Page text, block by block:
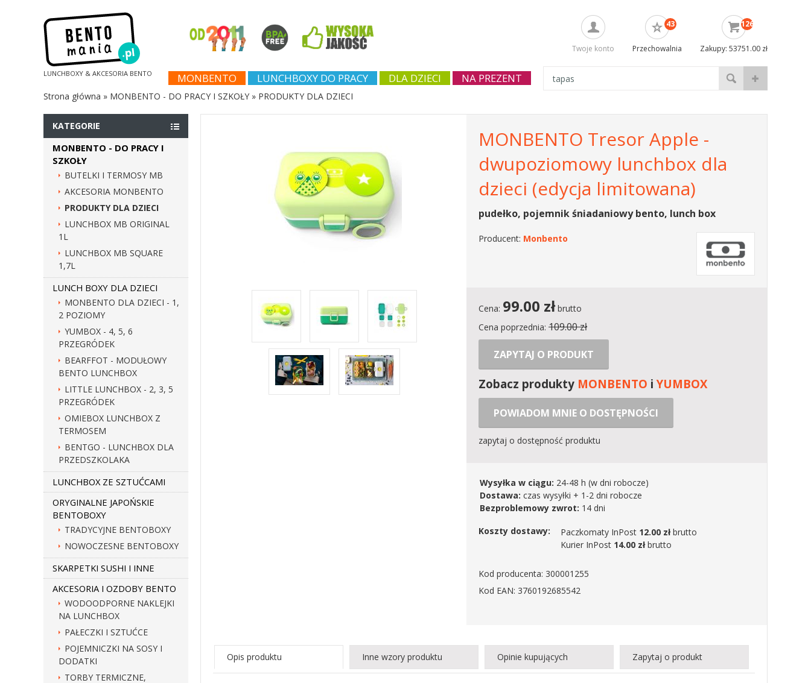
LUNCHBOXY & AKCESORIA BENTO
Twoje konto
43
Przechowalnia
126
Zakupy: 53751.00 zł
MONBENTO LUNCHBOXY DO PRACY DLA DZIECI NA PREZENT
Strona główna » MONBENTO - DO PRACY I SZKOŁY » PRODUKTY DLA DZIECI
KATEGORIE
MONBENTO - DO PRACY I
SZKOŁY
BUTELKI I TERMOSY MB
AKCESORIA MONBENTO
PRODUKTY DLA DZIECI
LUNCHBOX MB ORIGINAL
1L
LUNCHBOX MB SQUARE
1,7L
LUNCH BOXY DLA DZIECI
MONBENTO DLA DZIECI - 1,
2 POZIOMY
YUMBOX - 4, 5, 6
PRZEGRÓDEK
BEARFFOT - MODUŁOWY
BENTO LUNCHBOX
LITTLE LUNCHBOX - 2, 3, 5
PRZEGRÓDEK
OMIEBOX LUNCHBOX Z
TERMOSEM
BENTGO - LUNCHBOX DLA
PRZEDSZKOLAKA
LUNCHBOX ZE SZTUĆCAMI
ORYGINALNE JAPOŃSKIE
BENTOBOXY
TRADYCYJNE BENTOBOXY
NOWOCZESNE BENTOBOXY
SKARPETKI SUSHI I INNE
AKCESORIA I OZDOBY BENTO
WODOODPORNE NAKLEJKI
NA LUNCHBOX
PAŁECZKI I SZTUĆCE
POJEMNICZKI NA SOSY I
DODATKI
TORBY TERMICZNE,
MONBENTO Tresor Apple -
dwupoziomowy lunchbox dla
dzieci (edycja limitowana)
pudełko, pojemnik śniadaniowy bento, lunch box
Producent: Monbento
Cena: 99.00 złbrutto
Cena poprzednia: 109.00 zł
ZAPYTAJ O PRODUKT
Zobacz produkty MONBENTO iYUMBOX
POWIADOM MNIE O DOSTĘPNOŚCI
zapytaj o dostępność produktu
Wysyłka w ciągu: 24-48 h (w dni robocze)
Dostawa: czas wysyłki + 1-2 dni robocze
Bezproblemowy zwrot: 14 dni
Koszty dostawy:
Paczkomaty InPost 12.00 złbrutto
Kurier InPost 14.00 złbrutto
Kod producenta: 300001255
Kod EAN: 3760192685542
Opis produktu Inne wzory produktu Opinie kupujących Zapytaj o produkt